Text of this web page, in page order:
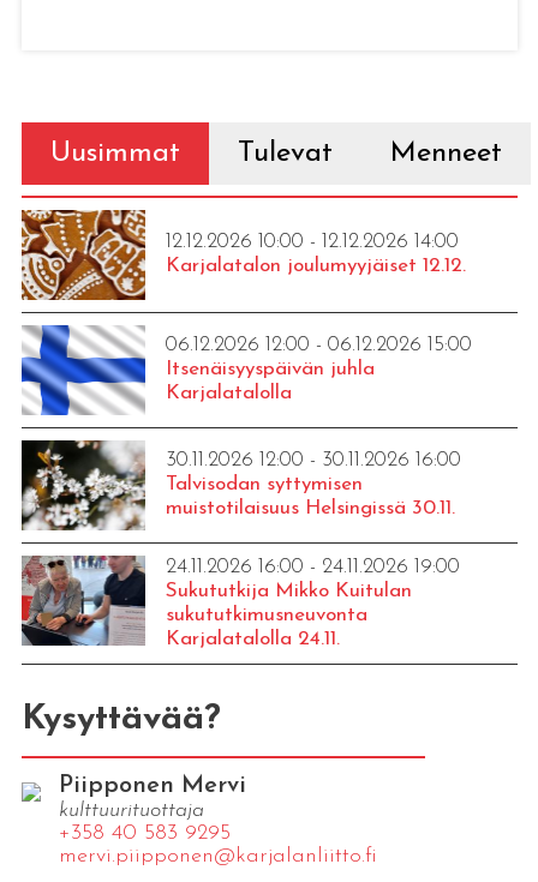
Uusimmat Tulevat Menneet
12.12.2026 10:00 - 12.12.2026 14:00
Karjalatalon joulumyyjäiset 12.12.
06.12.2026 12:00 - 06.12.2026 15:00
Itsenäisyyspäivän juhla
Karjalatalolla
30.11.2026 12:00 - 30.11.2026 16:00
Talvisodan syttymisen
muistotilaisuus Helsingissä 30.11.
24.11.2026 16:00 - 24.11.2026 19:00
Sukututkija Mikko Kuitulan
sukututkimusneuvonta
Karjalatalolla 24.11.
Kysyttävää?
Piipponen Mervi
kulttuurituottaja
+358 40 583 9295
mervi.​piipponen@​kar​jala​nlii​tto.​fi